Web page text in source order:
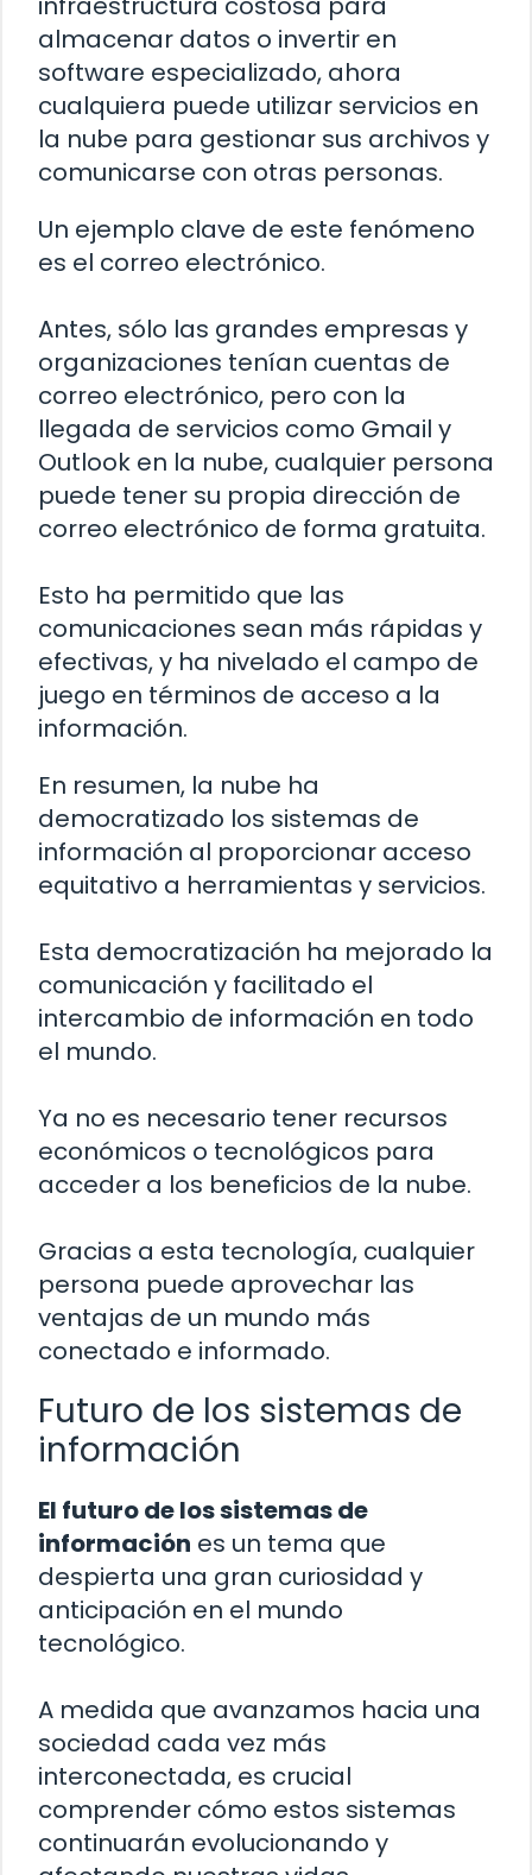
almacenar datos o invertir en
software especializado, ahora
cualquiera puede utilizar servicios en
la nube para gestionar sus archivos y
comunicarse con otras personas.
Un ejemplo clave de este fenómeno
es el correo electrónico.
Antes, sólo las grandes empresas y
organizaciones tenían cuentas de
correo electrónico, pero con la
llegada de servicios como Gmail y
Outlook en la nube, cualquier persona
puede tener su propia dirección de
correo electrónico de forma gratuita.
Esto ha permitido que las
comunicaciones sean más rápidas y
efectivas, y ha nivelado el campo de
juego en términos de acceso a la
información.
En resumen, la nube ha
democratizado los sistemas de
información al proporcionar acceso
equitativo a herramientas y servicios.
Esta democratización ha mejorado la
comunicación y facilitado el
intercambio de información en todo
el mundo.
Ya no es necesario tener recursos
económicos o tecnológicos para
acceder a los beneficios de la nube.
Gracias a esta tecnología, cualquier
persona puede aprovechar las
ventajas de un mundo más
conectado e informado.
Futuro de los sistemas de
información
El futuro de los sistemas de
información es un tema que
despierta una gran curiosidad y
anticipación en el mundo
tecnológico.
A medida que avanzamos hacia una
sociedad cada vez más
interconectada, es crucial
comprender cómo estos sistemas
continuarán evolucionando y